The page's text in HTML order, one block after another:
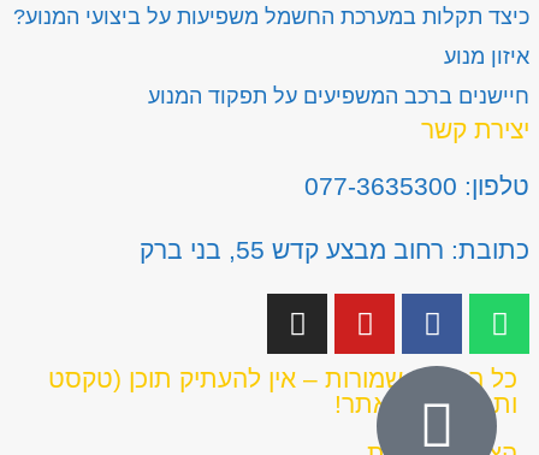
כיצד תקלות במערכת החשמל משפיעות על ביצועי המנוע?
איזון מנוע
חיישנים ברכב המשפיעים על תפקוד המנוע
יצירת קשר
טלפון: 077-3635300
כתובת: רחוב מבצע קדש 55, בני ברק
כל הזכויות שמורות – אין להעתיק תוכן (טקסט
ותמונות) מהאתר!